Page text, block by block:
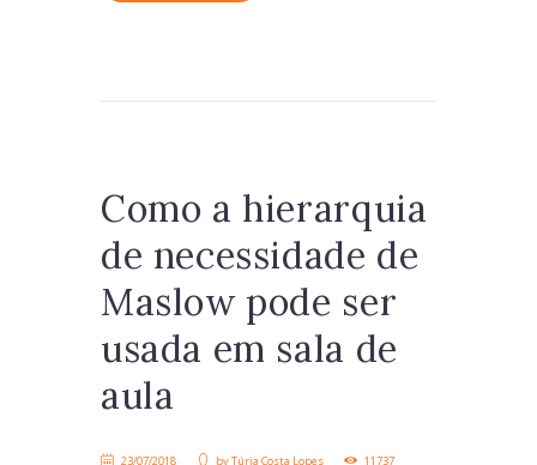
Como a hierarquia
de necessidade de
Maslow pode ser
usada em sala de
aula
23/07/2018 byTúria Costa Lopes 11737